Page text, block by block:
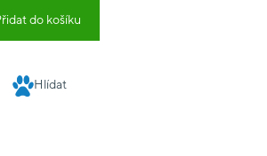
do košíku
Hlídat